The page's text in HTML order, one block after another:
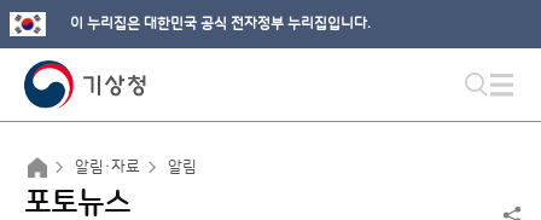
이 누리집은 대한민국 공식 전자정부 누리집입니다.
알림·자료 알림
포토뉴스